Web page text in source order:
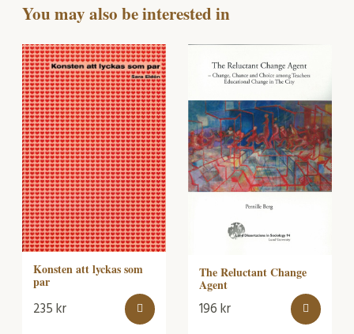
You may also be interested in
Konsten att lyckas som
par
235kr
The Reluctant Change
Agent
196kr